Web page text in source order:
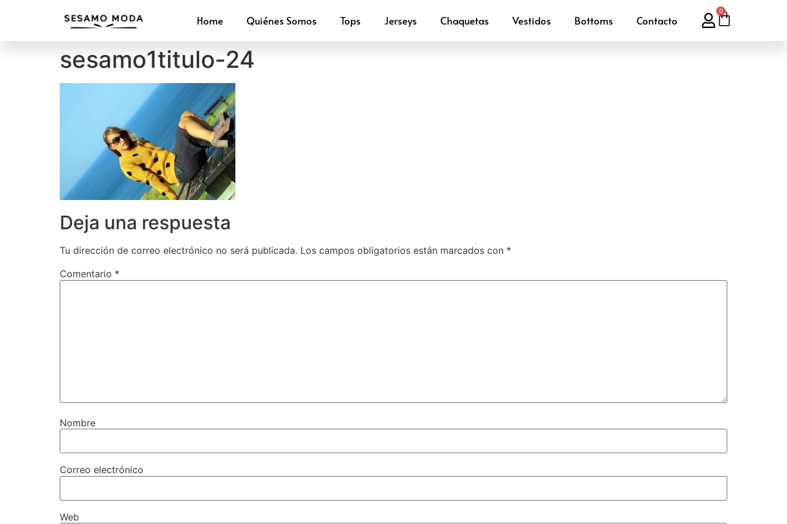
Home Quiénes Somos Tops Jerseys Chaquetas Vestidos Bottoms Contacto
0
sesamo1titulo-24
Deja una respuesta
Tu dirección de correo electrónico no será publicada. Los campos obligatorios están marcados con *
Comentario *
Nombre
Correo electrónico
Web